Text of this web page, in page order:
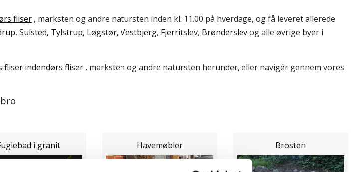
fliser , marksten og andre natursten inden kl. 11.00 på hverdage, og få leveret allerede
, Sulsted, Tylstrup, Løgstør, Vestbjerg, Fjerritslev, Brønderslevog alle øvrige byer i
fliser indendørs fliser , marksten og andre natursten herunder, eller navigér gennem vores
i granit Havemøbler Brosten